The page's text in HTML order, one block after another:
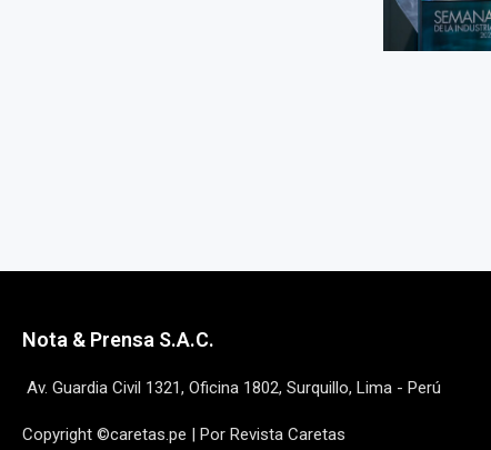
Nota & Prensa S.A.C.
Av. Guardia Civil 1321, Oficina 1802, Surquillo, Lima - Perú
Copyright ©caretas.pe | Por Revista Caretas